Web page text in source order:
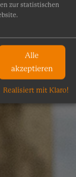
zur statistischen
Alle
akzeptieren
Realisiert mit Klaro!